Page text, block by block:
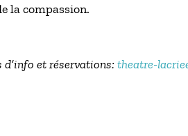
la compassion.
d’info et réservations:theatre-